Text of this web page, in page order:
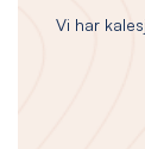
Vi har